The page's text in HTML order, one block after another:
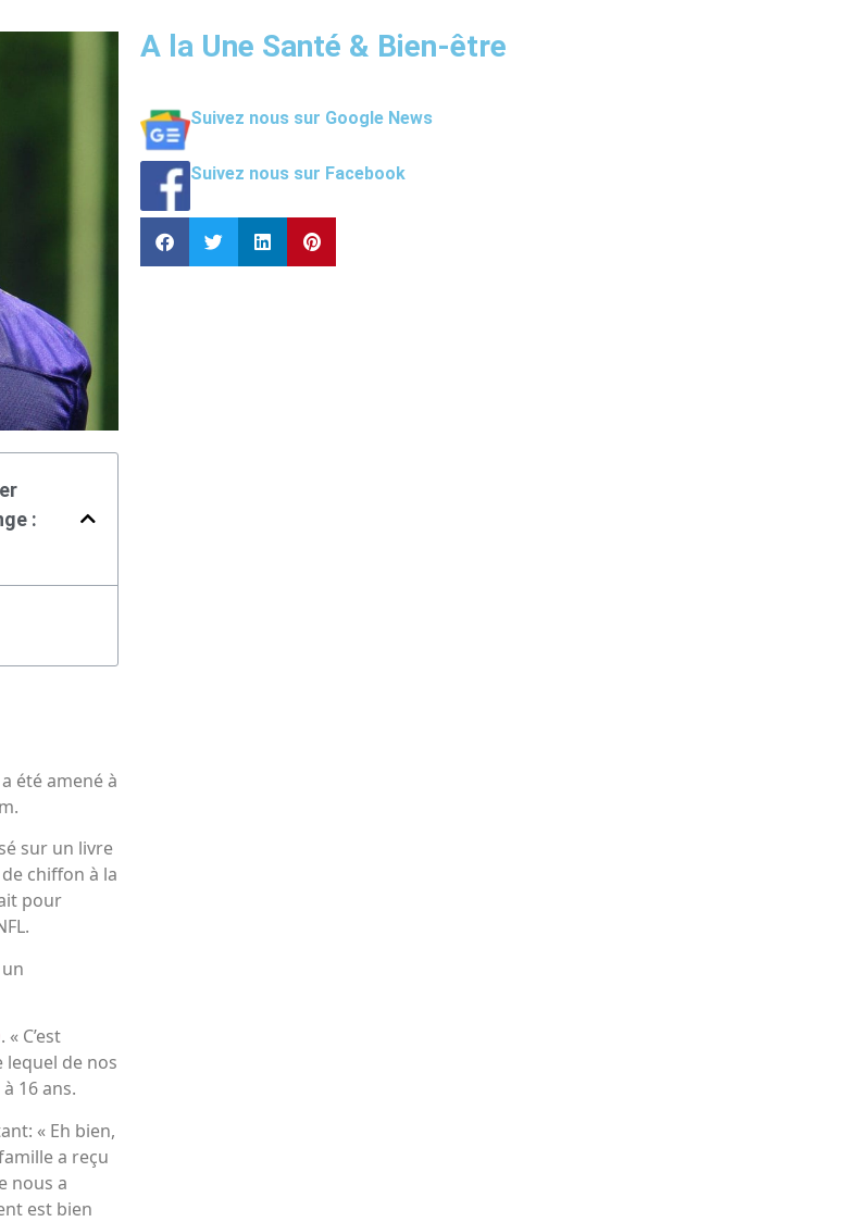
:
été amené à
sur un livre
chiffon à la
pour
. « C’est
lequel de nos
16 ans.
« Eh bien,
a reçu
nous a
est bien
A la Une Santé & Bien-être
Suivez nous sur Google News
Suivez nous sur Facebook